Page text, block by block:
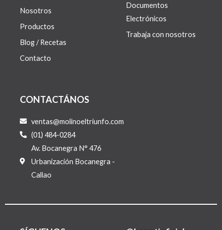
Nosotros
Productos
Blog / Recetas
Contacto
Documentos
Electrónicos
Trabaja con nosotros
CONTACTÁNOS
ventas@molinoeltriunfo.com
(01) 484-0284
Av. Bocanegra N° 476
Urbanización Bocanegra -
Callao